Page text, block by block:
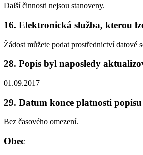
Další činnosti nejsou stanoveny.
16. Elektronická služba, kterou
Žádost můžete podat prostřednictví datové
28. Popis byl naposledy
01.09.2017
29. Datum konce platnosti popisu
Bez časového omezení.
Obec